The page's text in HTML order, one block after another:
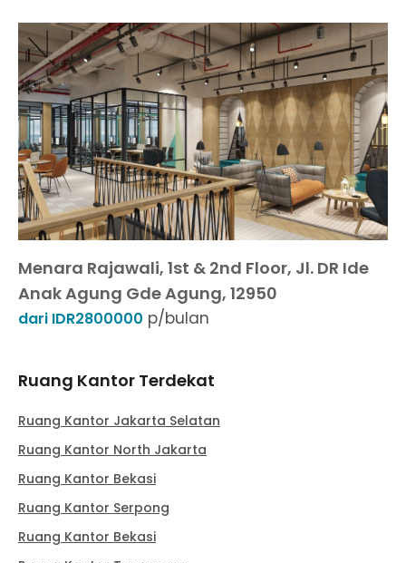
Menara Rajawali, 1st & 2nd Floor, Jl. DR Ide
Anak Agung Gde Agung, 12950
dari IDR2800000 p/bulan
Ruang Kantor Terdekat
Ruang Kantor Jakarta Selatan
Ruang Kantor North Jakarta
Ruang Kantor Bekasi
Ruang Kantor Serpong
Ruang Kantor Bekasi